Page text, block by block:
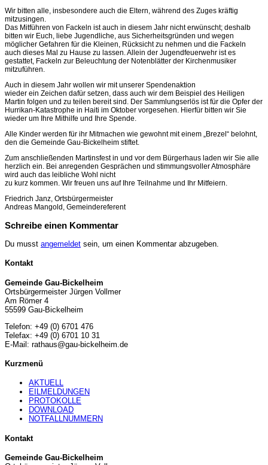
Wir bitten alle, insbesondere auch die Eltern, während des Zuges kräftig
mitzusingen.
Das Mitführen von Fackeln ist auch in diesem Jahr nicht erwünscht; deshalb
bitten wir Euch, liebe Jugendliche, aus Sicherheitsgründen und wegen
möglicher Gefahren für die Kleinen, Rücksicht zu nehmen und die Fackeln
auch dieses Mal zu Hause zu lassen. Allein der Jugendfeuerwehr ist es
gestattet, Fackeln zur Beleuchtung der Notenblätter der Kirchenmusiker
mitzuführen.
Auch in diesem Jahr wollen wir mit unserer Spendenaktion
wieder ein Zeichen dafür setzen, dass auch wir dem Beispiel des Heiligen
Martin folgen und zu teilen bereit sind. Der Sammlungserlös ist für die Opfer der
Hurrikan-Katastrophe in Haiti im Oktober vorgesehen. Hierfür bitten wir Sie
wieder um Ihre Mithilfe und Ihre Spende.
Alle Kinder werden für ihr Mitmachen wie gewohnt mit einem „Brezel“ belohnt,
den die Gemeinde Gau-Bickelheim stiftet.
Zum anschließenden Martinsfest in und vor dem Bürgerhaus laden wir Sie alle
herzlich ein. Bei anregenden Gesprächen und stimmungsvoller Atmosphäre
wird auch das leibliche Wohl nicht
zu kurz kommen. Wir freuen uns auf Ihre Teilnahme und Ihr Mitfeiern.
Friedrich Janz, Ortsbürgermeister
Andreas Mangold, Gemeindereferent
Schreibe einen Kommentar
Du musst angemeldet sein, um einen Kommentar abzugeben.
Kontakt
Gemeinde Gau-Bickelheim
Ortsbürgermeister Jürgen Vollmer
Am Römer 4
55599 Gau-Bickelheim
Telefon: +49 (0) 6701 476
Telefax: +49 (0) 6701 10 31
E-Mail: rathaus@gau-bickelheim.de
Kurzmenü
AKTUELL
EILMELDUNGEN
PROTOKOLLE
DOWNLOAD
NOTFALLNUMMERN
Kontakt
Gemeinde Gau-Bickelheim